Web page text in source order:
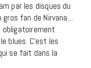
par les disques du
fan de Nirvana…
blues. C’est les
se fait dans la